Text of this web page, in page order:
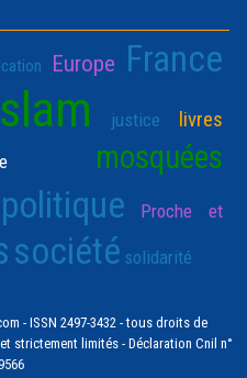
Europe France
justice livres
mosquées
politique Proche et
société solidarité
- ISSN 2497-3432 - tous droits de
strictement limités - Déclaration Cnil n°